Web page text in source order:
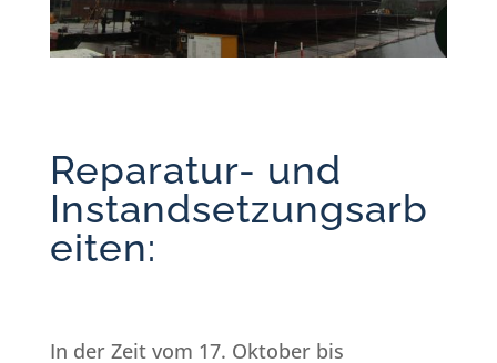
Reparatur- und
Instandsetzungsarb
eiten:
In der Zeit vom 17. Oktober bis